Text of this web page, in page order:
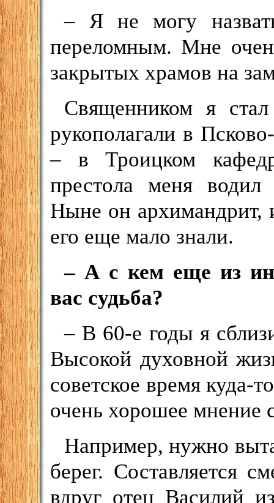
– Я не могу
переломным. Мне
закрытых храмов на
Священником я
рукополагали в
– в Троицком
престола меня
Ныне он архимандрит,
его еще мало знали.
– А с кем еще из
вас судьба?
– В 60-е годы я
Высокой духовной
советское время куда-
очень хорошее мнение
Например, нужно
берег. Составляется
вдруг отец Василий